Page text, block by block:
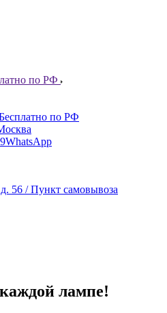
по РФ
по РФ
WhatsApp
56 / Пункт самовывоза
лампе!